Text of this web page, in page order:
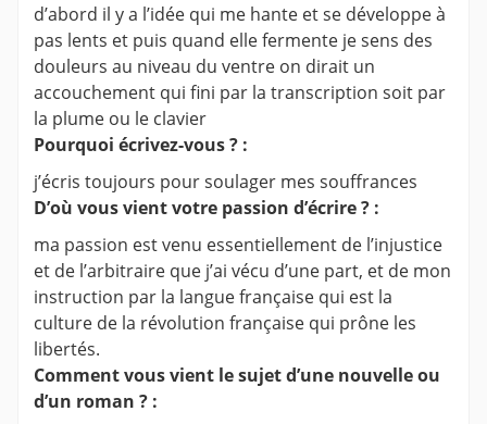
d’abord il y a l’idée qui me hante et se développe à
pas lents et puis quand elle fermente je sens des
douleurs au niveau du ventre on dirait un
accouchement qui fini par la transcription soit par
la plume ou le clavier
Pourquoi écrivez-vous ? :
j’écris toujours pour soulager mes souffrances
D’où vous vient votre passion d’écrire ? :
ma passion est venu essentiellement de l’injustice
et de l’arbitraire que j’ai vécu d’une part, et de mon
instruction par la langue française qui est la
culture de la révolution française qui prône les
libertés.
Comment vous vient le sujet d’une nouvelle ou
d’un roman ? :